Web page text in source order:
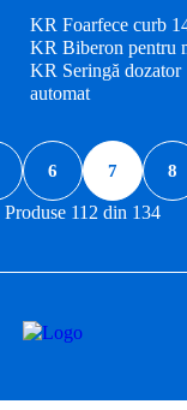
KR Foarfece curb
KR Biberon pentru
KR Seringă dozator
automat
6 7 8
Produse 112 din 134